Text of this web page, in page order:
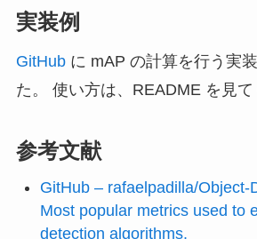
実装例
GitHubに mAP の計算を行う実
た。 使い方は、README を見て
参考文献
GitHub – rafaelpadilla/Object-
Most popular metrics used to
detection algorithms.